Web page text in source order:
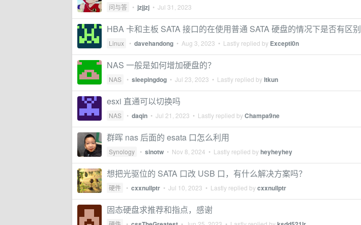
问与答 • jzjjzj • Jul 31, 2023
HBA 卡和主板 SATA 接口的在使用普通 SATA 硬盘的情况下是否有区别
Linux • davehandong • Aug 3, 2023 • Lastly replied by Excepti0n
NAS 一般是如何增加硬盘的？
NAS • sleepingdog • Jul 23, 2023 • Lastly replied byltkun
esxi 直通可以切换吗
NAS • daqin • Jul 21, 2023 • Lastly replied byChampa9ne
群晖 nas 后面的 esata 口怎么利用
Synology • sinotw • Nov 8, 2024 • Lastly replied byheyheyhey
想把光驱位的 SATA 口改 USB 口，有什么解决方案吗？
硬件 • cxxnullptr • Jul 10, 2023 • Lastly replied bycxxnullptr
固态硬盘求推荐和指点，感谢